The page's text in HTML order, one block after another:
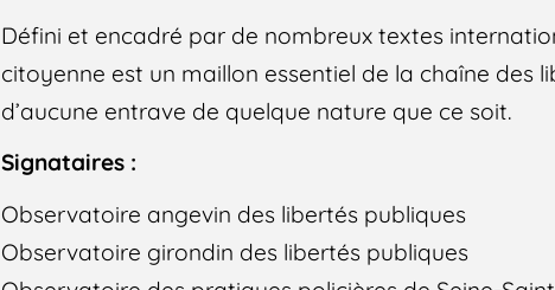
Défini et encadré par de nombreux textes
citoyenne est un maillon essentiel de la chaîne des
d’aucune entrave de quelque nature que ce soit.
Signataires :
Observatoire angevin des libertés publiques
Observatoire girondin des libertés publiques